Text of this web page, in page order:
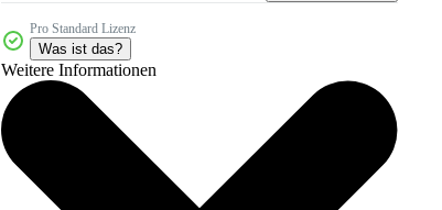
Pro Standard Lizenz
Was ist das?
Weitere Informationen